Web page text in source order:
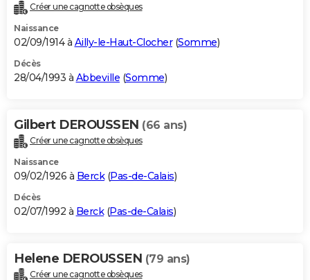
Créer une cagnotte obsèques
Naissance
02/09/1914 à Ailly-le-Haut-Clocher(Somme)
Décès
28/04/1993 à Abbeville (Somme)
Gilbert DEROUSSEN (66 ans)
Créer une cagnotte obsèques
Naissance
09/02/1926 à Berck(Pas-de-Calais)
Décès
02/07/1992 à Berck(Pas-de-Calais)
Helene DEROUSSEN (79 ans)
Créer une cagnotte obsèques